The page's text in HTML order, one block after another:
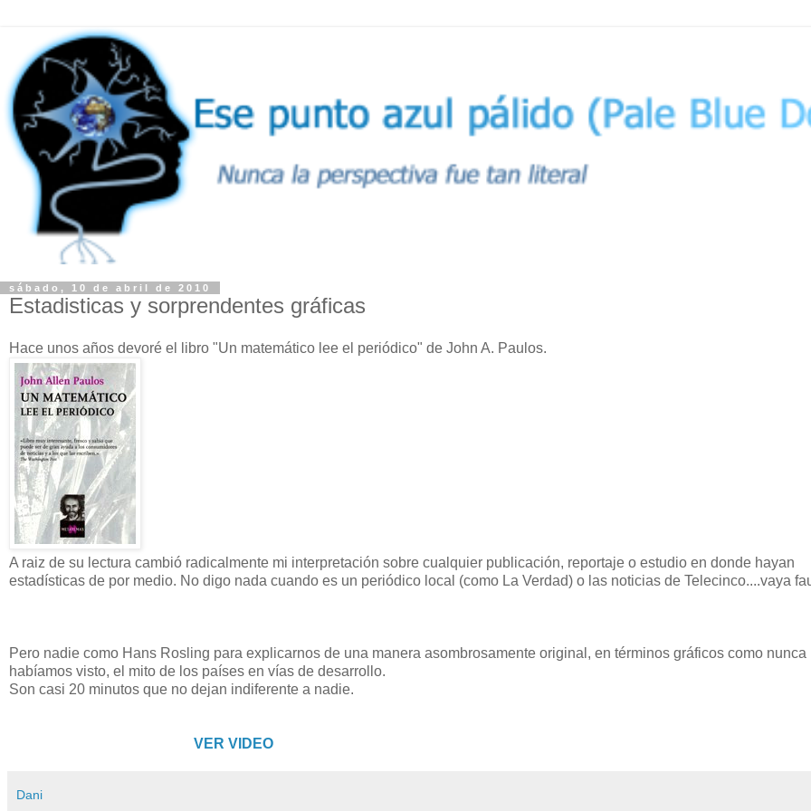
sábado, 10 de abril de 2010
Estadisticas y sorprendentes gráficas
Hace unos años devoré el libro "Un matemático lee el periódico" de John A. Paulos.
A raiz de su lectura cambió radicalmente mi interpretación sobre cualquier publicación, reportaje o estudio en donde hayan
estadísticas de por medio. No digo nada cuando es un periódico local (como La Verdad) o las noticias de Telecinco....vaya
Pero nadie como Hans Rosling para explicarnos de una manera asombrosamente original, en términos gráficos como nunca
habíamos visto, el mito de los países en vías de desarrollo.
Son casi 20 minutos que no dejan indiferente a nadie.
VER VIDEO
Dani